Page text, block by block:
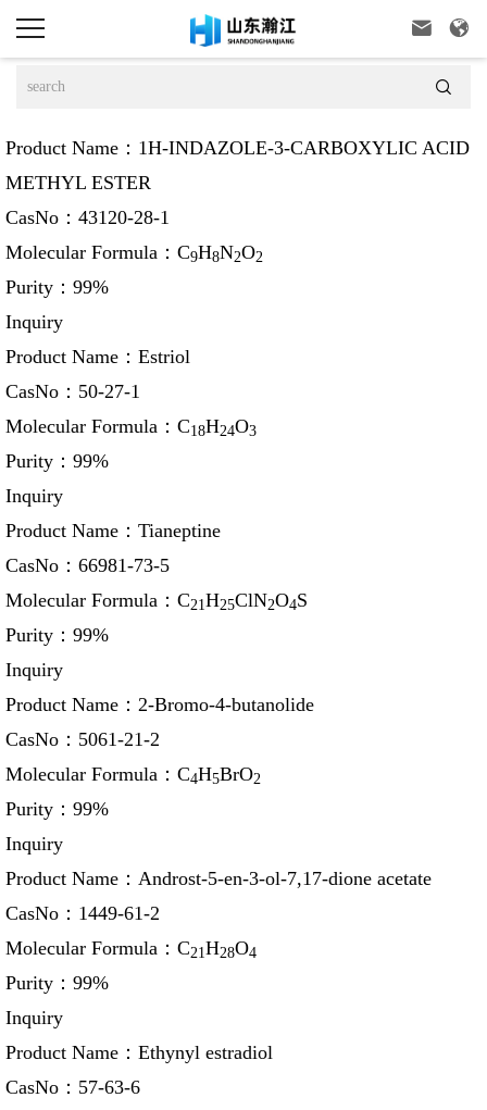
 

Product Name： 1H-INDAZOLE-3-CARBOXYLIC ACID
METHYL ESTER
CasNo： 43120-28-1
Molecular Formula： C9H8N2O2
Purity： 99%
Inquiry
Product Name： Estriol
CasNo： 50-27-1
Molecular Formula： C18H24O3
Purity： 99%
Inquiry
Product Name： Tianeptine
CasNo： 66981-73-5
Molecular Formula： C21H25ClN2O4S
Purity： 99%
Inquiry
Product Name： 2-Bromo-4-butanolide
CasNo： 5061-21-2
Molecular Formula： C4H5BrO2
Purity： 99%
Inquiry
Product Name： Androst-5-en-3-ol-7,17-dione acetate
CasNo： 1449-61-2
Molecular Formula： C21H28O4
Purity： 99%
Inquiry
Product Name： Ethynyl estradiol
CasNo： 57-63-6